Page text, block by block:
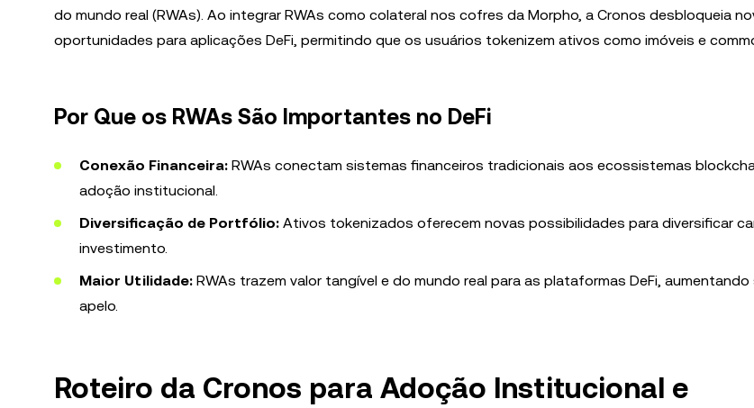
do mundo real (RWAs). Ao integrar RWAs como colateral nos cofres da Morpho, a Cronos desbloqueia
oportunidades para aplicações DeFi, permitindo que os usuários tokenizem ativos como imóveis e
Por Que os RWAs São Importantes no DeFi
Conexão Financeira: RWAs conectam sistemas financeiros tradicionais aos ecossistemas
adoção institucional.
Diversificação de Portfólio: Ativos tokenizados oferecem novas possibilidades para diversificar
investimento.
Maior Utilidade: RWAs trazem valor tangível e do mundo real para as plataformas DeFi,
apelo.
Roteiro da Cronos para Adoção Institucional e